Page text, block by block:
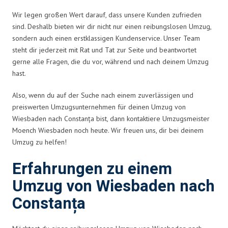
Wir legen großen Wert darauf, dass unsere Kunden zufrieden
sind. Deshalb bieten wir dir nicht nur einen reibungslosen Umzug,
sondern auch einen erstklassigen Kundenservice. Unser Team
steht dir jederzeit mit Rat und Tat zur Seite und beantwortet
gerne alle Fragen, die du vor, während und nach deinem Umzug
hast.
Also, wenn du auf der Suche nach einem zuverlässigen und
preiswerten Umzugsunternehmen für deinen Umzug von
Wiesbaden nach Constanța bist, dann kontaktiere Umzugsmeister
Moench Wiesbaden noch heute. Wir freuen uns, dir bei deinem
Umzug zu helfen!
Erfahrungen zu einem
Umzug von Wiesbaden nach
Constanța